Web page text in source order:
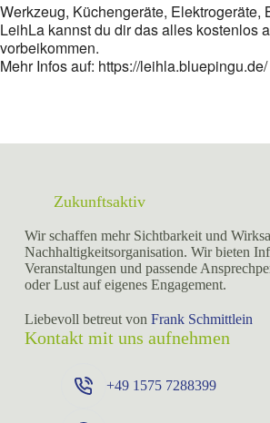
Werkzeug, Küchengeräte,
LeihLa kannst du dir das alles kostenlos
vorbeikommen.
Mehr Infos auf: https://leihla.bluepingu.de/
Zukunftsaktiv
Wir schaffen mehr Sichtbarkeit und
Nachhaltigkeitsorganisation. Wir bieten
Veranstaltungen und passende
oder Lust auf eigenes Engagement.
Liebevoll betreut von Frank Schmittlein
Kontakt mit uns aufnehmen
+49 ⁨1575 7288399⁩